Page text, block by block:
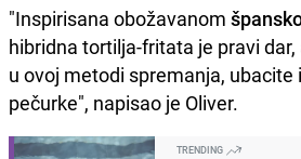
"Inspirisana obožavanom
hibridna tortilja-fritata je pravi
u ovoj metodi spremanja, ubacite
pečurke", napisao je Oliver.
TRENDING